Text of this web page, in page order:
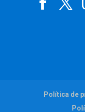
Política de